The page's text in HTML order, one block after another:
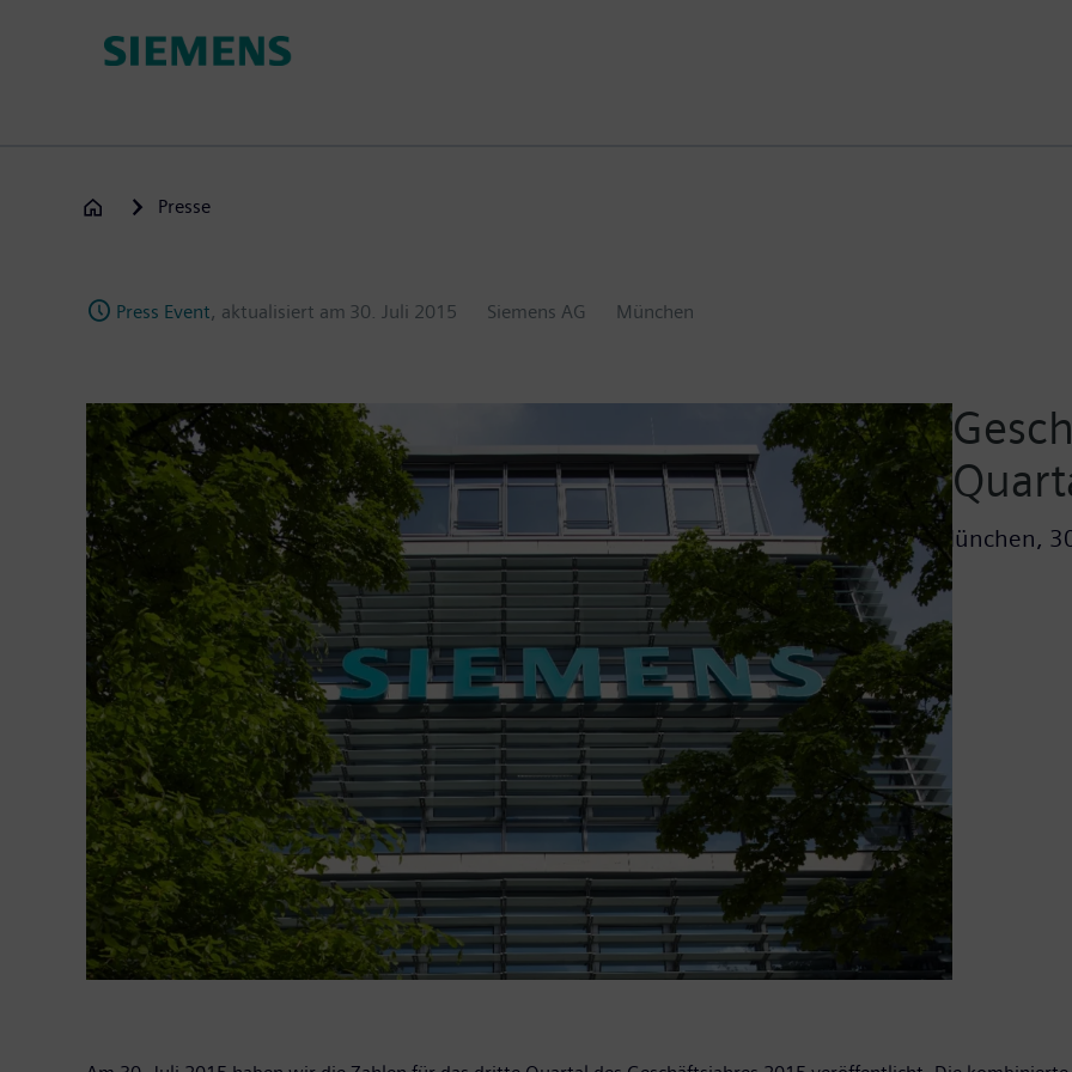
Presse
Press Event, aktualisiert am 30. Juli 2015 Siemens AG München
München,